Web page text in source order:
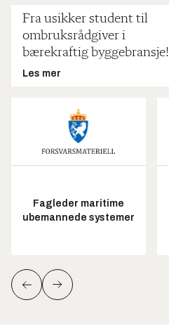
Fra usikker student til
ombruksrådgiver i
bærekraftig byggebransje!
Les mer
Fagleder maritime
ubemannede systemer